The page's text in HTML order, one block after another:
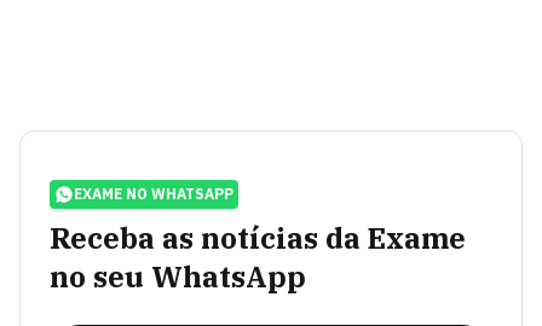
EXAME NO WHATSAPP
Receba as notícias da Exame
no seu WhatsApp